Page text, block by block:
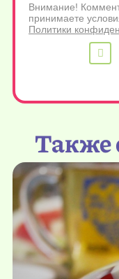
Внимание!
принимаете
Политики
Также